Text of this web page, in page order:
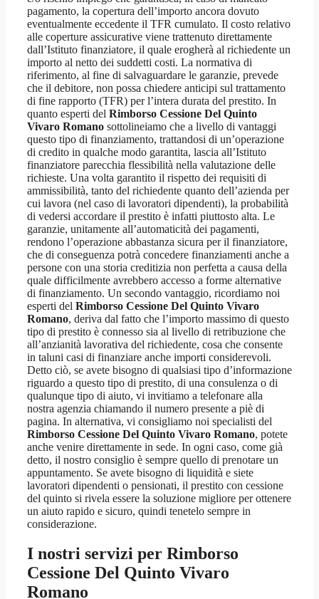
pagamento, la copertura dell’importo ancora dovuto
eventualmente eccedente il TFR cumulato. Il costo relativo
alle coperture assicurative viene trattenuto direttamente
dall’Istituto finanziatore, il quale erogherà al richiedente un
importo al netto dei suddetti costi. La normativa di
riferimento, al fine di salvaguardare le garanzie, prevede
che il debitore, non possa chiedere anticipi sul trattamento
di fine rapporto (TFR) per l’intera durata del prestito. In
quanto esperti del Rimborso Cessione Del Quinto
Vivaro Romano sottolineiamo che a livello di vantaggi
questo tipo di finanziamento, trattandosi di un’operazione
di credito in qualche modo garantita, lascia all’Istituto
finanziatore parecchia flessibilità nella valutazione delle
richieste. Una volta garantito il rispetto dei requisiti di
ammissibilità, tanto del richiedente quanto dell’azienda per
cui lavora (nel caso di lavoratori dipendenti), la probabilità
di vedersi accordare il prestito è infatti piuttosto alta. Le
garanzie, unitamente all’automaticità dei pagamenti,
rendono l’operazione abbastanza sicura per il finanziatore,
che di conseguenza potrà concedere finanziamenti anche a
persone con una storia creditizia non perfetta a causa della
quale difficilmente avrebbero accesso a forme alternative
di finanziamento. Un secondo vantaggio, ricordiamo noi
esperti del Rimborso Cessione Del Quinto Vivaro
Romano, deriva dal fatto che l’importo massimo di questo
tipo di prestito è connesso sia al livello di retribuzione che
all’anzianità lavorativa del richiedente, cosa che consente
in taluni casi di finanziare anche importi considerevoli.
Detto ciò, se avete bisogno di qualsiasi tipo d’informazione
riguardo a questo tipo di prestito, di una consulenza o di
qualunque tipo di aiuto, vi invitiamo a telefonare alla
nostra agenzia chiamando il numero presente a piè di
pagina. In alternativa, vi consigliamo noi specialisti del
Rimborso Cessione Del Quinto Vivaro Romano, potete
anche venire direttamente in sede. In ogni caso, come già
detto, il nostro consiglio è sempre quello di prenotare un
appuntamento. Se avete bisogno di liquidità e siete
lavoratori dipendenti o pensionati, il prestito con cessione
del quinto si rivela essere la soluzione migliore per ottenere
un aiuto rapido e sicuro, quindi tenetelo sempre in
considerazione.
I nostri servizi per Rimborso
Cessione Del Quinto Vivaro
Romano